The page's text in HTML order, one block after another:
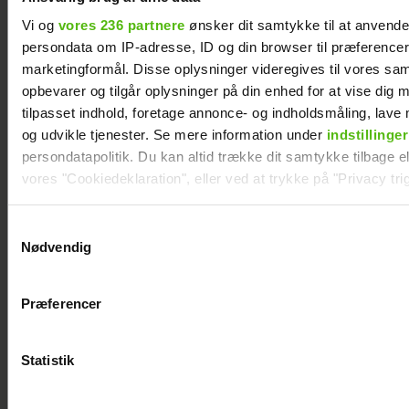
Vi og vores 236 partnere ønsker dit samtykke til at
persondata om IP-adresse, ID og din browser til
marketingformål. Disse oplysninger videregives til vores
opbevarer og tilgår oplysninger på din enhed for at vise dig
tilpasset indhold, foretage annonce- og indholdsmåling, lave
og udvikle tjenester. Se mere information under indstillinger
persondatapolitik. Du kan altid trække dit samtykke tilbage
vores "Cookiedeklaration", eller ved at trykke på "Privacy
Vi anvender egne cookies og cookies fra tredjeparter til at
generere statistik og huske dine præferencer samt til brug
Nødvendig
Præferencer
Statistik
Albert Harson
mand